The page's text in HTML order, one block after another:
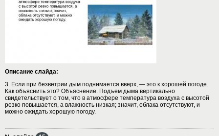
Описание слайда:
3. Если при безветрии дым поднимается вверх, — это к хорошей погоде.
Как объяснить это? Объяснение. Подъем дыма вертикально
свидетельствует о том, что в атмосфере температура воздуха с высотой
резко повышается, а влажность низкая; значит, облака отсутствуют, и
можно ожидать хорошую погоду.